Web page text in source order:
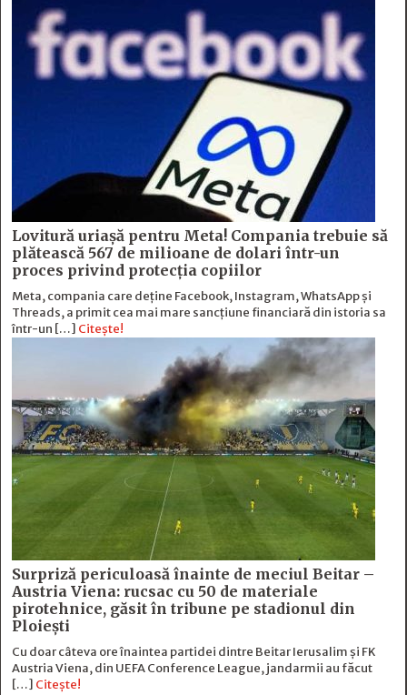
Lovitură uriașă pentru Meta! Compania trebuie să
plătească 567 de milioane de dolari într-un
proces privind protecția copiilor
Meta, compania care deține Facebook, Instagram, WhatsApp și
Threads, a primit cea mai mare sancțiune financiară din istoria sa
într-un […] Citește!
Surpriză periculoasă înainte de meciul Beitar –
Austria Viena: rucsac cu 50 de materiale
pirotehnice, găsit în tribune pe stadionul din
Ploiești
Cu doar câteva ore înaintea partidei dintre Beitar Ierusalim și FK
Austria Viena, din UEFA Conference League, jandarmii au făcut
[…] Citește!